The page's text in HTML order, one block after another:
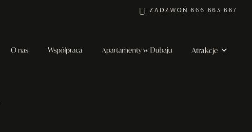
ZADZWOŃ 666 663 667
O nas Współpraca Apartamenty w Dubaju Atrakcje